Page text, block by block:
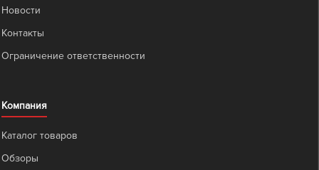
Новости
Контакты
Ограничение ответственности
Компания
Каталог товаров
Обзоры